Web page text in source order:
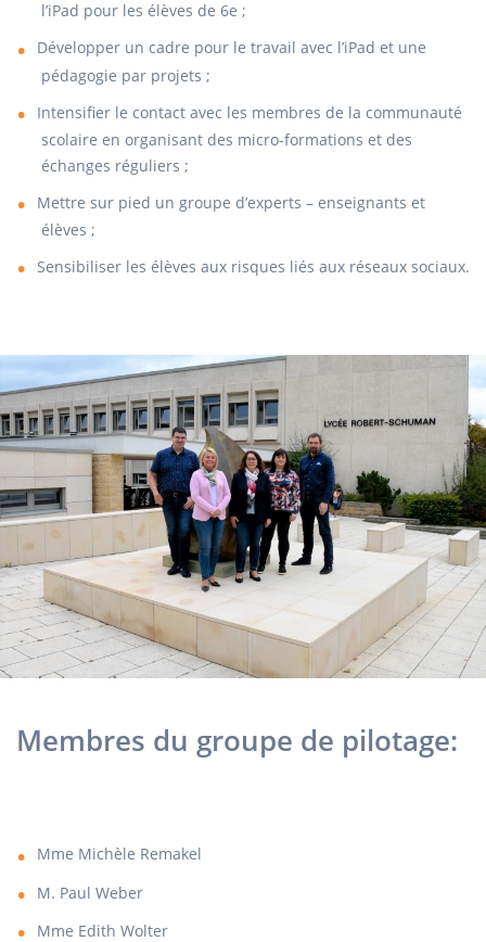
l’iPad pour les élèves de 6e ;
Développer un cadre pour le travail avec l’iPad et une
pédagogie par projets ;
Intensifier le contact avec les membres de la communauté
scolaire en organisant des micro-formations et des
échanges réguliers ;
Mettre sur pied un groupe d’experts – enseignants et
élèves ;
Sensibiliser les élèves aux risques liés aux réseaux sociaux.
Membres du groupe de pilotage:
Mme Michèle Remakel​
M. Paul Weber​
Mme Edith Wolter​